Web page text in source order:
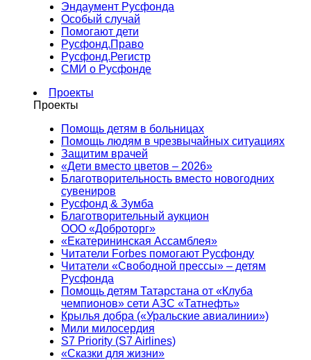
Эндаумент Русфонда
Особый случай
Помогают дети
Русфонд.Право
Русфонд.Регистр
СМИ о Русфонде
Проекты
Проекты
Помощь детям в больницах
Помощь людям в чрезвычайных ситуациях
Защитим врачей
«Дети вместо цветов – 2026»
Благотворительность вместо новогодних
сувениров
Русфонд & Зумба
Благотворительный аукцион
ООО «Доброторг»
«Екатерининская Ассамблея»
Читатели Forbes помогают Русфонду
Читатели «Свободной прессы» – детям
Русфонда
Помощь детям Татарстана от «Клуба
чемпионов» сети АЗС «Татнефть»
Крылья добра («Уральские авиалинии»)
Мили милосердия
S7 Priority (S7 Airlines)
«Сказки для жизни»